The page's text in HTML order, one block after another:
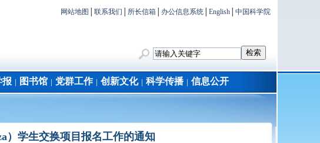
网站地图 联系我们 所长信箱 办公信息系统 English 中国科学院
报 图书馆 党群工作│ 创新文化│ 科学传播│ 信息公开
）学生交换项目报名工作的通知